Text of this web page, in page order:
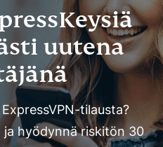
uutena
tilausta?
ja hyödynnä riskitön 30